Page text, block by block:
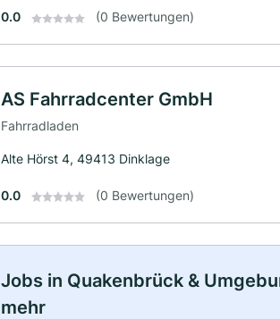
0.0 (0 Bewertungen)
AS Fahrradcenter GmbH
Fahrradladen
Alte Hörst 4, 49413 Dinklage
0.0 (0 Bewertungen)
Jobs in Quakenbrück &
mehr